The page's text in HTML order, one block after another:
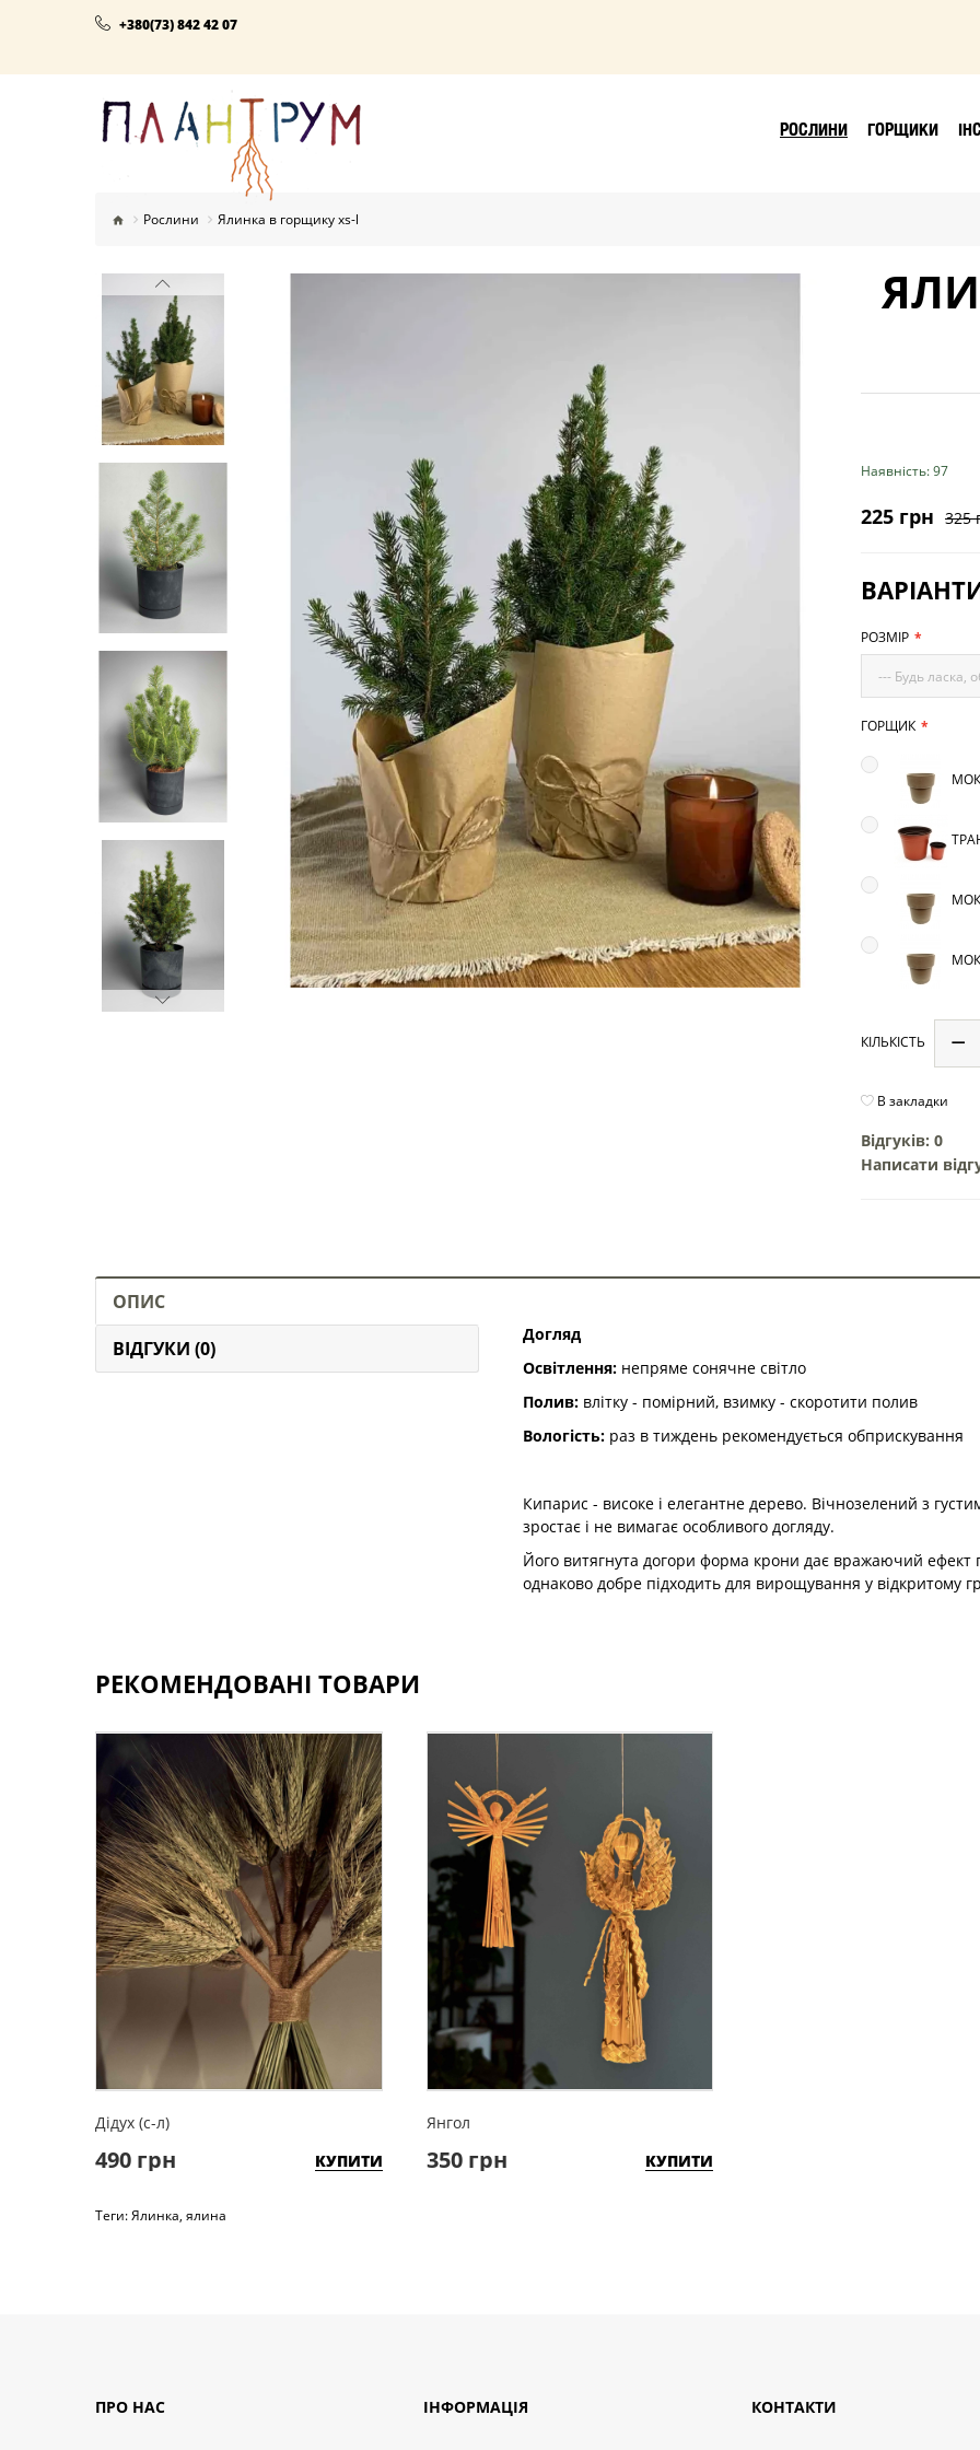
+380(73) 842 42 07
РОСЛИНИ ГОРЩИКИ
Рослини Ялинка в горщику xs-l
Наявність: 97
225 грн 325
РОЗМІР
--- Будь ласка,
ГОРЩИК
КІЛЬКІСТЬ
В закладки
Відгуків: 0
Написати
ОПИС
ВІДГУКИ (0)
Догляд
Освітлення: непряме сонячне світло
Полив: влітку - помірний, взимку - скоротити полив
Вологість: раз в тиждень рекомендується обприскування
Кипарис - високе і елегантне дерево. Вічнозелений з
зростає і не вимагає особливого догляду.
Його витягнута догори форма крони дає вражаючий ефект
однаково добре підходить для вирощування у відкритому
РЕКОМЕНДОВАНІ ТОВАРИ
Дідух (с-л)
490 грн КУПИТИ
Янгол
350 грн КУПИТИ
Теги:Ялинка, ялина
ПРО НАС ІНФОРМАЦІЯ КОНТАКТИ